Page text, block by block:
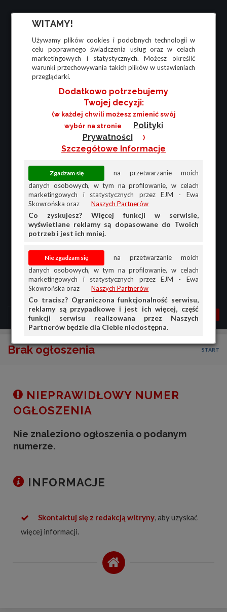
WITAMY!
Używamy plików cookies i podobnych technologii w
celu poprawnego świadczenia usług oraz w celach
marketingowych i statystycznych. Możesz określić
warunki przechowywania takich plików w ustawieniach
przeglądarki.
Dodatkowo potrzebujemy
Twojej decyzji:
(w każdej chwili możesz zmienić swój
wybór na stronie
Polityki
Prywatności
)
Szczegółowe Informacje
na przetwarzanie moich
danych osobowych, w tym na profilowanie, w celach
marketingowych i statystycznych przez EJM - Ewa
Skowrońska oraz
Naszych Partnerów
Co zyskujesz? Więcej funkcji w serwisie,
wyświetlane reklamy są dopasowane do Twoich
potrzeb i jest ich mniej.
na przetwarzanie moich
danych osobowych, w tym na profilowanie, w celach
marketingowych i statystycznych przez EJM - Ewa
Skowrońska oraz
Naszych Partnerów
Co tracisz? Ograniczona funkcjonalność serwisu,
reklamy są przypadkowe i jest ich więcej, część
funkcji serwisu realizowana przez Naszych
Partnerów będzie dla Ciebie niedostępna.
MENU MOJA AG
Brak ogłoszenia START
NIEPRAWIDŁOWY NUMER
OGŁOSZENIA
Nie znaleziono ogłoszenia o podanym
numerze.
INFORMACJE
Skontaktuj się z redakcją witryny, aby uzyskać
więcej informacji.